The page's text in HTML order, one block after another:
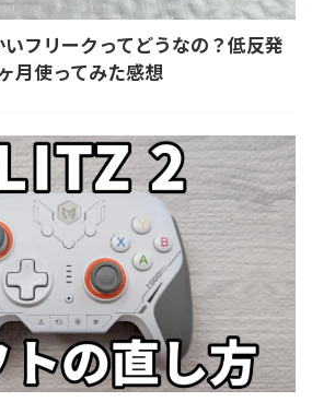
いフリークってどうなの？低反発
月使ってみた感想